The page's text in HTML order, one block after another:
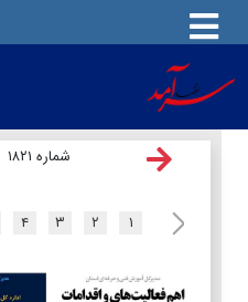
شماره ۱۸۲۱
۱ ۲ ۳ ۴